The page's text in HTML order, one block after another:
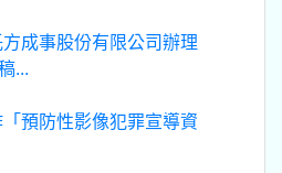
成事股份有限公司辦理
...
預防性影像犯罪宣導資